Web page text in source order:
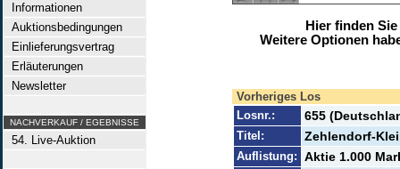
Informationen
Auktionsbedingungen
Einlieferungsvertrag
Erläuterungen
Newsletter
NACHVERKAUF / EGEBNISSE
54. Live-Auktion
Hier finden
Weitere Optionen
Vorheriges Los
Losnr.:
655
Titel: Zehlendorf-
Auflistung: Aktie 1.000